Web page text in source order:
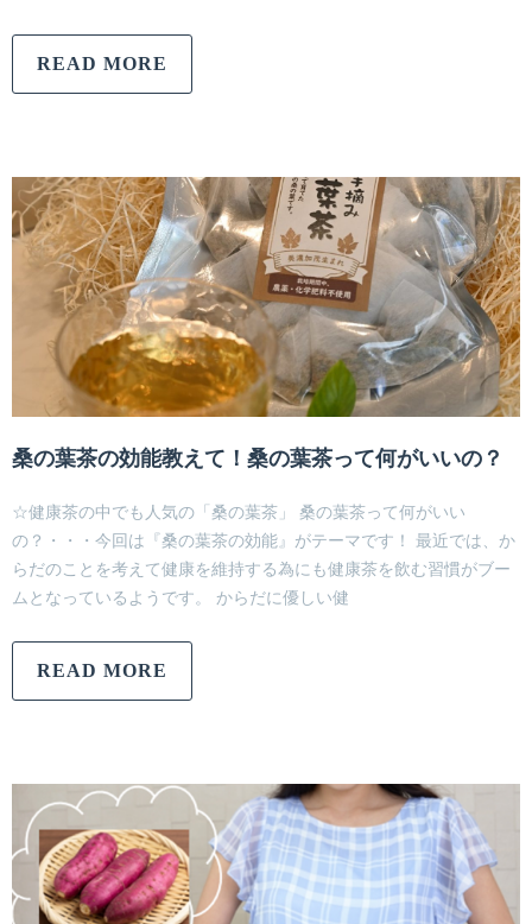
READ MORE
桑の葉茶の効能教えて！桑の葉茶って何がいいの？
☆健康茶の中でも人気の「桑の葉茶」 桑の葉茶って何がいい
の？・・・今回は『桑の葉茶の効能』がテーマです！ 最近では、か
らだのことを考えて健康を維持する為にも健康茶を飲む習慣がブー
ムとなっているようです。 からだに優しい健
READ MORE